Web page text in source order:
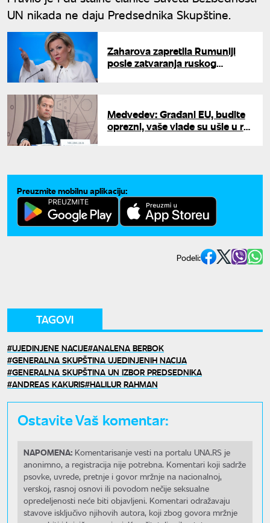
UN nikada ne daju Predsednika Skupštine.
Zaharova zapretila Rumuniji
posle zatvaranja ruskog
Medvedev: Građani EU, budite
oprezni, vaše vlade su ušle u rat
Preuzmite mobilnu aplikaciju:
Podeli:
TAGOVI
UJEDINJENE NACIJE ANALENA BERBOK
GENERALNA SKUPŠTINA UJEDINJENIH NACIJA
GENERALNA SKUPŠTINA UN IZBOR PREDSEDNIKA
ANDREAS KAKURIS HALILUR RAHMAN
Ostavite Vaš komentar:
NAPOMENA: Komentarisanje vesti na portalu UNA.RS je
anonimno, a registracija nije potrebna. Komentari koji sadrže
psovke, uvrede, pretnje i govor mržnje na nacionalnoj,
verskoj, rasnoj osnovi ili povodom nečije seksualne
opredeljenosti neće biti objavljeni. Komentari odražavaju
stavove isključivo njihovih autora, koji zbog govora mržnje